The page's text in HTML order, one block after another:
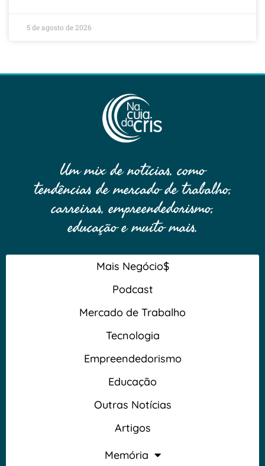
5 de agosto de 2026
Um mix de notícias, como
tendências de mercado de trabalho,
carreiras, empreendedorismo,
educação e muito mais.
Mais Negócio$
Podcast
Mercado de Trabalho
Tecnologia
Empreendedorismo
Educação
Outras Notícias
Artigos
Memória